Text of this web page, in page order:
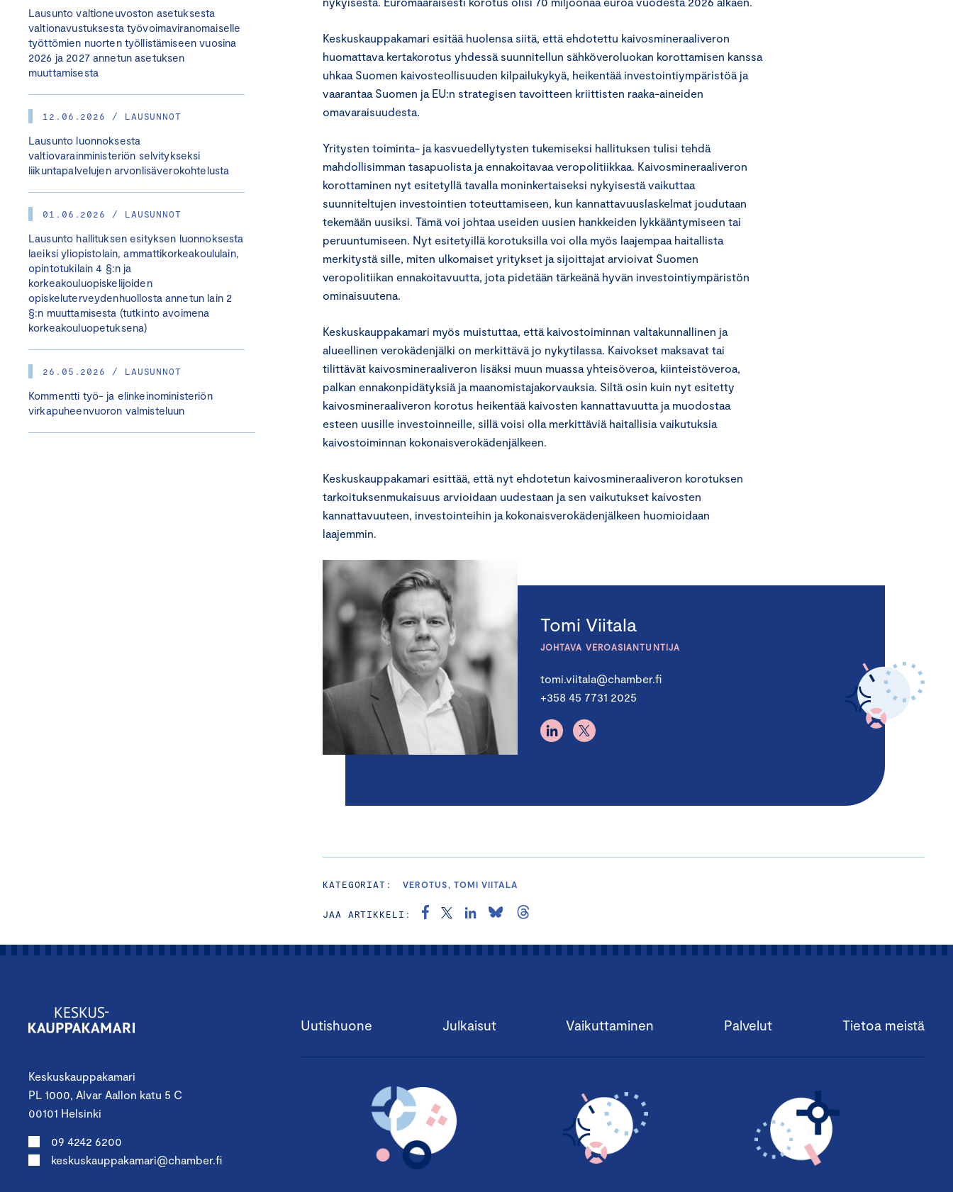
Lausunto valtioneuvoston asetuksesta
valtionavustuksesta työvoimaviranomaiselle
työttömien nuorten työllistämiseen vuosina
2026 ja 2027 annetun asetuksen
muuttamisesta
12.06.2026 / LAUSUNNOT
Lausunto luonnoksesta
valtiovarainministeriön selvitykseksi
liikuntapalvelujen arvonlisäverokohtelusta
01.06.2026 / LAUSUNNOT
Lausunto hallituksen esityksen luonnoksesta
laeiksi yliopistolain, ammattikorkeakoululain,
opintotukilain 4 §:n ja
korkeakouluopiskelijoiden
opiskeluterveydenhuollosta annetun lain 2
§:n muuttamisesta (tutkinto avoimena
korkeakouluopetuksena)
26.05.2026 / LAUSUNNOT
Kommentti työ- ja elinkeinoministeriön
virkapuheenvuoron valmisteluun
Keskuskauppakamari esitää huolensa siitä, että ehdotettu kaivosmineraaliveron
huomattava kertakorotus yhdessä suunnitellun sähköveroluokan korottamisen kanssa
uhkaa Suomen kaivosteollisuuden kilpailukykyä, heikentää investointiympäristöä ja
vaarantaa Suomen ja EU:n strategisen tavoitteen kriittisten raaka-aineiden
omavaraisuudesta.
Yritysten toiminta- ja kasvuedellytysten tukemiseksi hallituksen tulisi tehdä
mahdollisimman tasapuolista ja ennakoitavaa veropolitiikkaa. Kaivosmineraaliveron
korottaminen nyt esitetyllä tavalla moninkertaiseksi nykyisestä vaikuttaa
suunniteltujen investointien toteuttamiseen, kun kannattavuuslaskelmat joudutaan
tekemään uusiksi. Tämä voi johtaa useiden uusien hankkeiden lykkääntymiseen tai
peruuntumiseen. Nyt esitetyillä korotuksilla voi olla myös laajempaa haitallista
merkitystä sille, miten ulkomaiset yritykset ja sijoittajat arvioivat Suomen
veropolitiikan ennakoitavuutta, jota pidetään tärkeänä hyvän investointiympäristön
ominaisuutena.
Keskuskauppakamari myös muistuttaa, että kaivostoiminnan valtakunnallinen ja
alueellinen verokädenjälki on merkittävä jo nykytilassa. Kaivokset maksavat tai
tilittävät kaivosmineraaliveron lisäksi muun muassa yhteisöveroa, kiinteistöveroa,
palkan ennakonpidätyksiä ja maanomistajakorvauksia. Siltä osin kuin nyt esitetty
kaivosmineraaliveron korotus heikentää kaivosten kannattavuutta ja muodostaa
esteen uusille investoinneille, sillä voisi olla merkittäviä haitallisia vaikutuksia
kaivostoiminnan kokonaisverokädenjälkeen.
Keskuskauppakamari esittää, että nyt ehdotetun kaivosmineraaliveron korotuksen
tarkoituksenmukaisuus arvioidaan uudestaan ja sen vaikutukset kaivosten
kannattavuuteen, investointeihin ja kokonaisverokädenjälkeen huomioidaan
laajemmin.
Tomi Viitala
JOHTAVA VEROASIANTUNTIJA
tomi.viitala@chamber.fi
+358 45 7731 2025
KATEGORIAT: VEROTUS, TOMI VIITALA
JAA ARTIKKELI:
Keskuskauppakamari
PL 1000, Alvar Aallon katu 5 C
00101 Helsinki
09 4242 6200
keskuskauppakamari@chamber.fi
Uutishuone Julkaisut Vaikuttaminen Palvelut Tietoa meistä